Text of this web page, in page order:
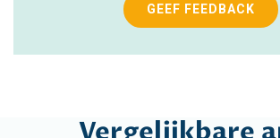
GEEF FEEDBACK